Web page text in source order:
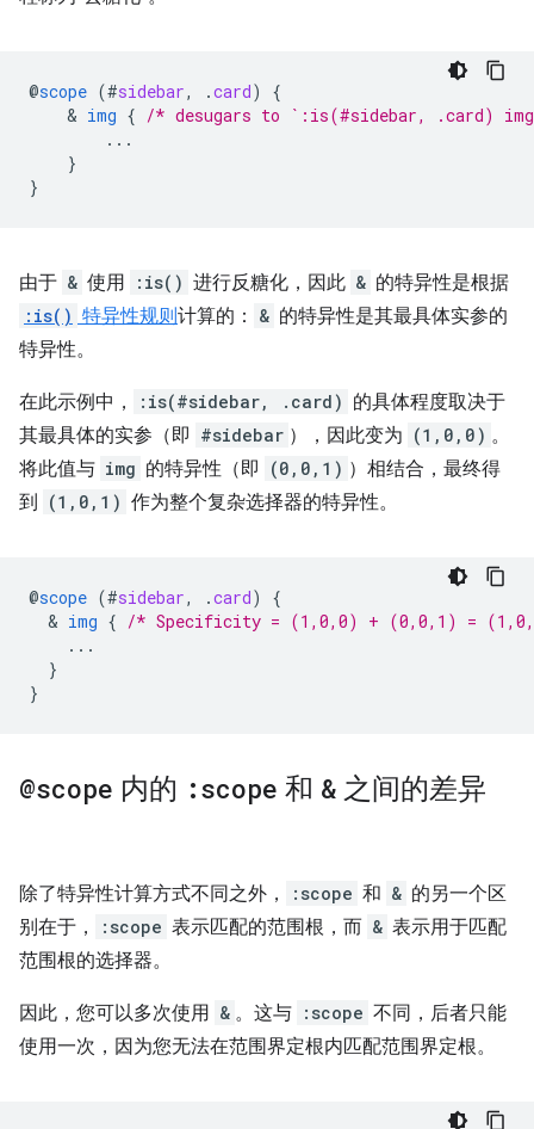
@scope (#sidebar, .card)
{
    &
img { /* desugars to `:is(#sidebar, .card)
...
}
}
由于 & 使用 :is() 进行反糖化，因此 & 的特异性是根据
:is() 特异性规则计算的： & 的特异性是其最具体实参的
特异性。
在此示例中， :is(#sidebar, .card) 的具体程度取决于
其最具体的实参（即 #sidebar ），因此变为 (1,0,0) 。
将此值与 img 的特异性（即 (0,0,1) ）相结合，最终得
到
(1,0,1) 作为整个复杂选择器的特异性。
@scope (#sidebar, .card)
{
  &
img { /* Specificity = (1,0,0) + (0,0,1) =
...
}
}
@scope 内的 :scope 和 & 之间的差异
除了特异性计算方式不同之外， :scope 和 & 的另一个区
别在于，
:scope 表示匹配的范围根，而 & 表示用于匹配
范围根的选择器。
因此，您可以多次使用 & 。这与 :scope 不同，后者只能
使用一次，因为您无法在范围界定根内匹配范围界定根。